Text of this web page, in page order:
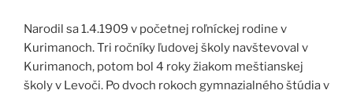
Narodil sa 1.4.1909 v početnej roľníckej rodine v
Kurimanoch. Tri ročníky ľudovej školy navštevoval v
Kurimanoch, potom bol 4 roky žiakom meštianskej
školy v Levoči. Po dvoch rokoch gymnazialného štúdia v